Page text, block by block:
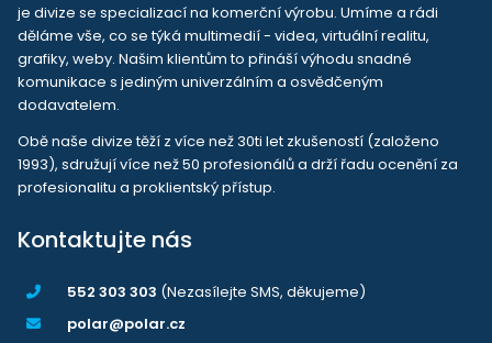
je divize se specializací na komerční výrobu. Umíme a rádi
děláme vše, co se týká multimedií - videa, virtuální realitu,
grafiky, weby. Našim klientům to přináší výhodu snadné
komunikace s jediným univerzálním a osvědčeným
dodavatelem.
Obě naše divize těží z více než 30ti let zkušeností (založeno
1993), sdružují více než 50 profesionálů a drží řadu ocenění za
profesionalitu a proklientský přístup.
Kontaktujte nás
552 303 303 (Nezasílejte SMS, děkujeme)
polar@polar.cz